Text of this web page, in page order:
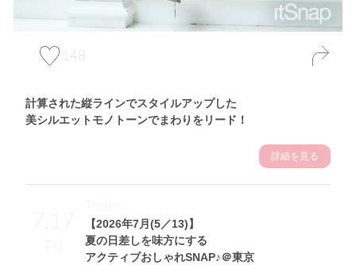
148
計算された縦ラインでスタイルアップした
美シルエットモノトーンでまわりをリード！
詳細を見る
7.17
Fri
【2026年7月(5／13)】
夏の日差しを味方にする
アクティブおしゃれSNAP♪＠東京
Theme